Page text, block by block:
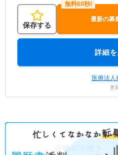
保存する
最新の募
詳細
医療法
更